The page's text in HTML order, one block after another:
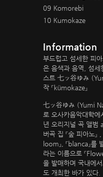
09 Komorebi
10 Kumokaze
Information
부드럽고 섬세한 피
은 음색과 음역, 섬세
스트 七ッ谷ゆみ
작 『kümokaze』
七ッ谷ゆみ (Yumi
로 오사카음악대학
년 오리지널 곡 앨범
버곡 집 『숲 피아노』
loom』, 『blanca』
라는 이름으로 『
을 발매하며 국내에
도 개최한 바가 있다.